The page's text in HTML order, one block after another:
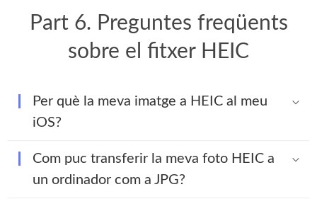
Part 6. Preguntes freqüents
sobre el fitxer HEIC
Per què la meva imatge a HEIC al meu
iOS?
Com puc transferir la meva foto HEIC a
un ordinador com a JPG?